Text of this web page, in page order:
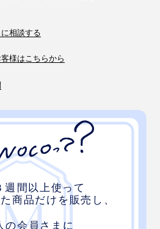
相談する
様はこちらから